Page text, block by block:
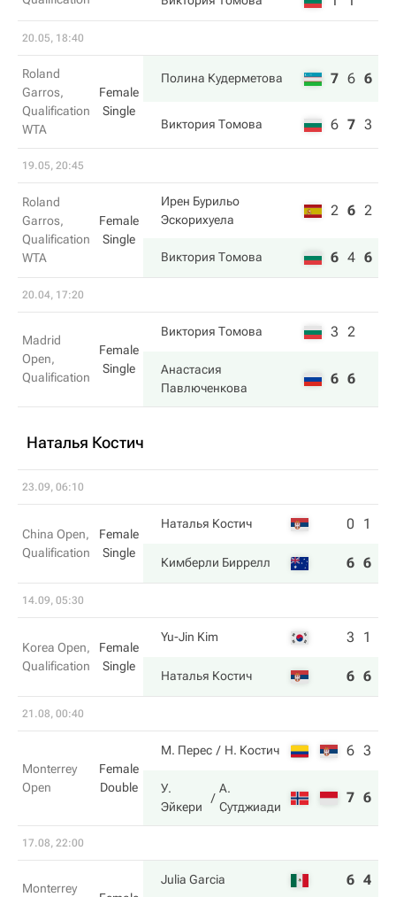
20.05, 18:40
Roland
Garros,
Qualification
WTA
Female
Single
Полина Кудерметова 7 6 6
Виктория Томова 6 7 3
19.05, 20:45
Roland
Garros,
Qualification
WTA
Female
Single
Ирен Бурильо
Эскорихуела
2 6 2
Виктория Томова 6 4 6
20.04, 17:20
Madrid
Open,
Qualification
Female
Single
Виктория Томова 3 2
Анастасия
Павлюченкова
6 6
Наталья Костич
23.09, 06:10
China Open,
Qualification
Female
Single
Наталья Костич 0 1
Кимберли Биррелл 6 6
14.09, 05:30
Korea Open,
Qualification
Female
Single
Yu-Jin Kim 3 1
Наталья Костич 6 6
21.08, 00:40
Monterrey
Open
Female
Double
М. Перес Н. Костич 6 3
У.
Эйкери
А.
Сутджиади
7 6
17.08, 22:00
Monterrey
Julia Garcia 6 4